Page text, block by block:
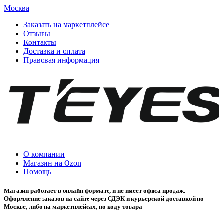
Москва
Заказать на маркетплейсе
Отзывы
Контакты
Доставка и оплата
Правовая информация
О компании
Магазин на Ozon
Помощь
Магазин работает в онлайн формате, и не имеет офиса продаж.
Оформление заказов на сайте через СДЭК и курьерской доставкой по
Москве, либо на маркетплейсах, по коду товара